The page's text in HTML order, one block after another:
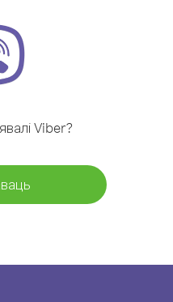
Viber?